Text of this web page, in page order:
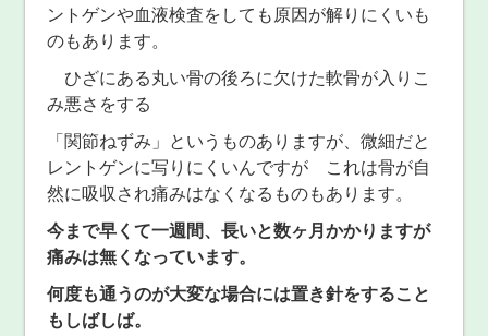
ントゲンや血液検査をしても原因が解りにくいも
のもあります。
ひざにある丸い骨の後ろに欠けた軟骨が入りこ
み悪さをする
「関節ねずみ」というものありますが、微細だと
レントゲンに写りにくいんですが これは骨が自
然に吸収され痛みはなくなるものもあります。
今まで早くて一週間、長いと数ヶ月かかりますが
痛みは無くなっています。
何度も通うのが大変な場合には置き針をすること
もしばしば。